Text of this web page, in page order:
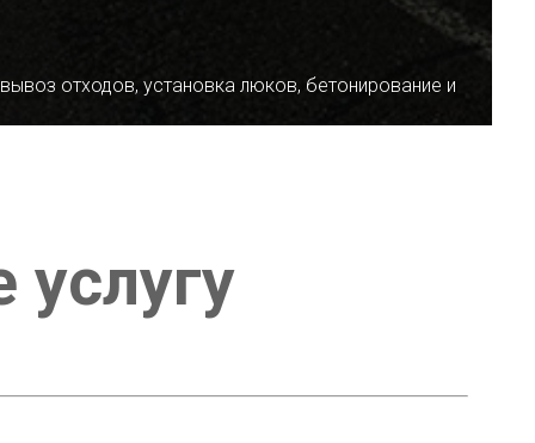
отходов, установка люков, бетонирование и
услугу